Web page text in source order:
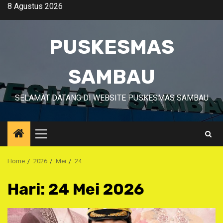
Skip8 Agustus 2026
PUSKESMAS
SAMBAU
SELAMAT DATANG DI WEBSITE PUSKESMAS SAMBAU
Primary
Menu
Home 2026 Mei 24
Hari: 24 Mei 2026